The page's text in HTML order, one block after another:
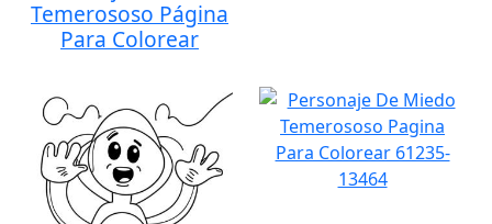
Temerososo Página
Para Colorear